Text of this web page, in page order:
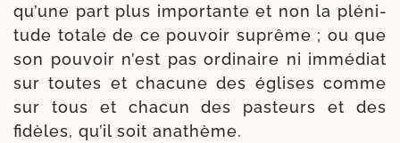
qu’une part plus impor­tante et non la plé­ni­
tude totale de ce pou­voir suprême ; ou que
son pou­voir n’est pas ordi­naire ni immé­diat
sur toutes et cha­cune des églises comme
sur tous et cha­cun des pas­teurs et des
fidèles, qu’il soit anathème.